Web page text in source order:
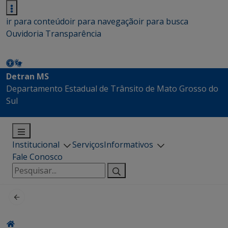
ir para conteúdoir para navegaçãoir para busca
Ouvidoria Transparência
Detran MS
Departamento Estadual de Trânsito de Mato Grosso do
Sul
Institucional ServiçosInformativos
Fale Conosco
Pesquisar
por: